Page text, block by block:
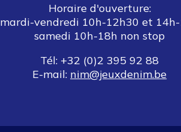
Horaire d'ouverture:
mardi-vendredi 10h-12h30 et
samedi 10h-18h non stop
Tél: +32 (0)2 395 92 88
E-mail: nim@jeuxdenim.be